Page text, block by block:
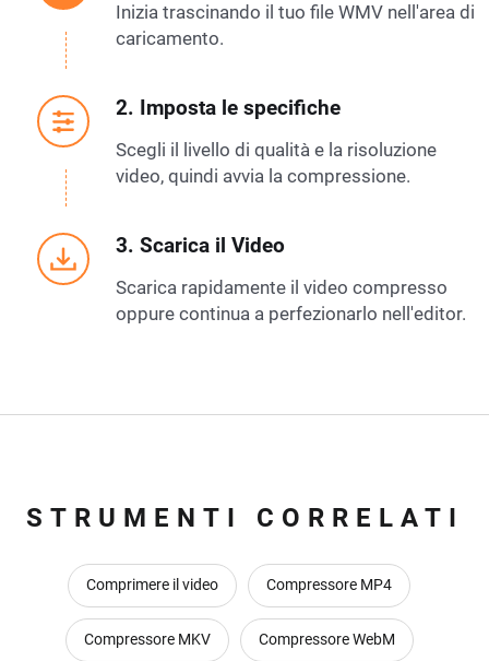
Inizia trascinando il tuo file WMV nell'area di
caricamento.
2. Imposta le specifiche
Scegli il livello di qualità e la risoluzione
video, quindi avvia la compressione.
3. Scarica il Video
Scarica rapidamente il video compresso
oppure continua a perfezionarlo nell'editor.
STRUMENTI CORRELATI
Comprimere il video Compressore MP4
Compressore MKV Compressore WebM